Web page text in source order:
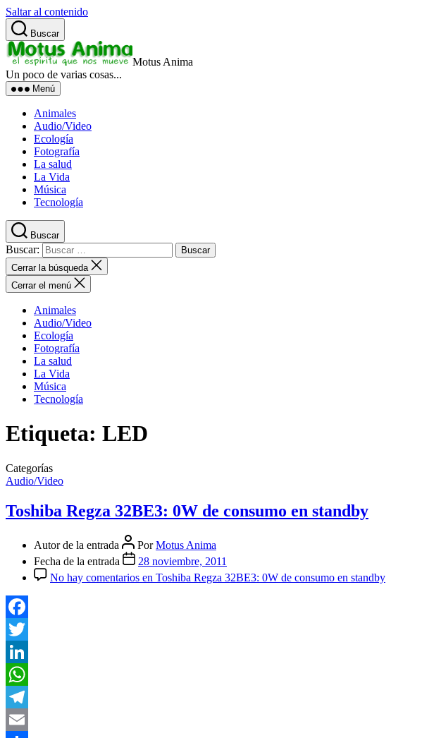
Saltar al contenido
Buscar
Motus Anima
Un poco de varias cosas...
Menú
Animales
Audio/Video
Ecología
Fotografía
La salud
La Vida
Música
Tecnología
Buscar
Buscar:
Cerrar la búsqueda
Cerrar el menú
Animales
Audio/Video
Ecología
Fotografía
La salud
La Vida
Música
Tecnología
Etiqueta: LED
Categorías
Audio/Video
Toshiba Regza 32BE3: 0W de consumo en standby
Autor de la entrada PorMotus Anima
Fecha de la entrada
28 noviembre, 2011
No hay comentarios en Toshiba Regza 32BE3: 0W de consumo en standby
Facebook
Twitter
LinkedIn
WhatsApp
Telegram